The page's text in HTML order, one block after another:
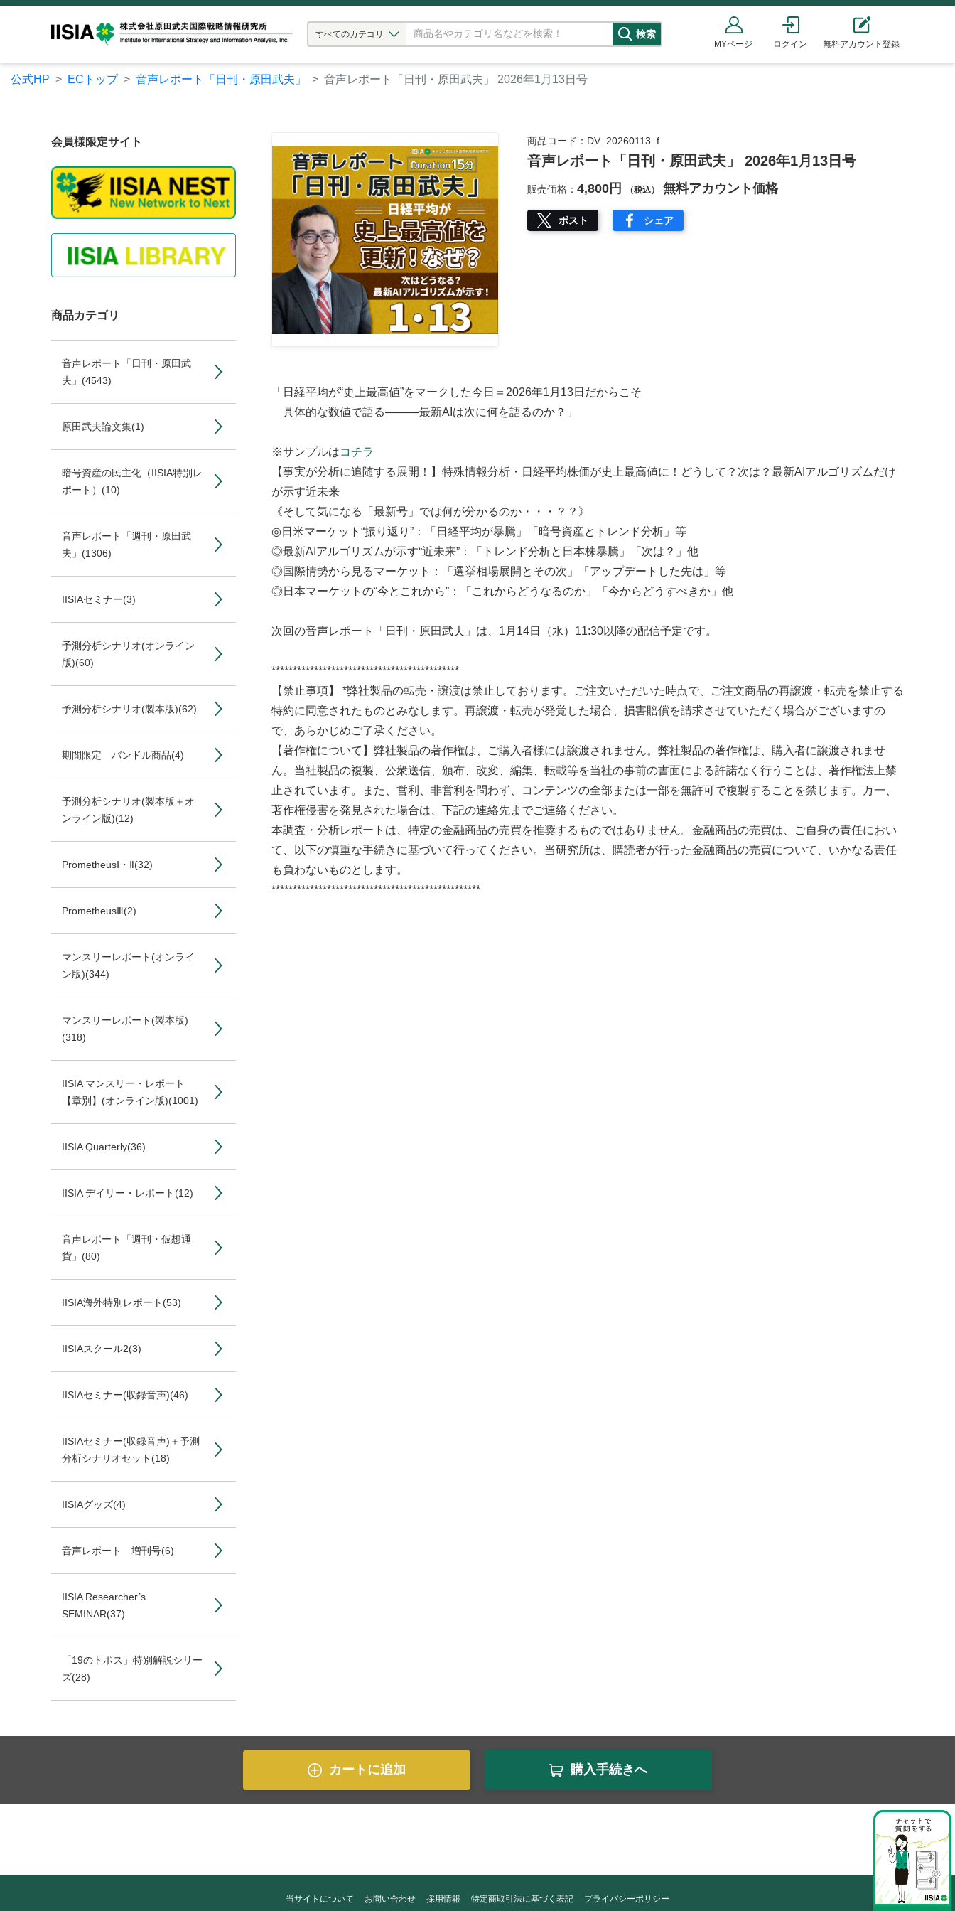
すべてのカテゴリ 検索
MYページ ログイン 無料アカウント登録
公式HP ECトップ 音声レポート「日刊・原田武夫」 音声レポート「日刊・原田武夫」 2026年1月13日号
会員様限定サイト
商品カテゴリ
音声レポート「日刊・原田武
夫」 (4543)
原田武夫論文集(1)
暗号資産の民主化（IISIA特別レ
ポート） (10)
音声レポート「週刊・原田武
夫」 (1306)
IISIAセミナー(3)
予測分析シナリオ(オンライン
版)(60)
予測分析シナリオ(製本版)(62)
期間限定 バンドル商品(4)
予測分析シナリオ(製本版＋オ
ンライン版)(12)
PrometheusⅠ・Ⅱ(32)
PrometheusⅢ(2)
マンスリーレポート(オンライ
ン版)(344)
マンスリーレポート(製本版)
(318)
IISIA マンスリー・レポート
【章別】(オンライン版)(1001)
IISIA Quarterly(36)
IISIA デイリー・レポート (12)
音声レポート「週刊・仮想通
貨」 (80)
IISIA海外特別レポート (53)
IISIAスクール2(3)
IISIAセミナー(収録音声)(46)
IISIAセミナー(収録音声)＋予測
分析シナリオセット (18)
IISIAグッズ(4)
音声レポート 増刊号(6)
IISIA Researcher’s
SEMINAR(37)
「19のトポス」特別解説シリー
ズ(28)
商品コード：DV_20260113_f
音声レポート「日刊・原田武夫」 2026年1月13日号
販売価格： 4,800円 （税込） 無料アカウント価格
ポスト シェア
「日経平均が“史上最高値”をマークした今日＝2026年1月13日だからこそ
具体的な数値で語る―――最新AIは次に何を語るのか？」
※サンプルはコチラ
【事実が分析に追随する展開！】特殊情報分析・日経平均株価が史上最高値に！どうして？次は？最新AIアルゴリズムだけ
が示す近未来
《そして気になる「最新号」では何が分かるのか・・・？？》
◎日米マーケット“振り返り”：「日経平均が暴騰」「暗号資産とトレンド分析」等
◎最新AIアルゴリズムが示す“近未来”：「トレンド分析と日本株暴騰」「次は？」他
◎国際情勢から見るマーケット：「選挙相場展開とその次」「アップデートした先は」等
◎日本マーケットの“今とこれから”：「これからどうなるのか」「今からどうすべきか」他
次回の音声レポート「日刊・原田武夫」は、1月14日（水）11:30以降の配信予定です。
********************************************
【禁止事項】 *弊社製品の転売・譲渡は禁止しております。ご注文いただいた時点で、ご注文商品の再譲渡・転売を禁止する
特約に同意されたものとみなします。再譲渡・転売が発覚した場合、損害賠償を請求させていただく場合がございますの
で、あらかじめご了承ください。
【著作権について】弊社製品の著作権は、ご購入者様には譲渡されません。弊社製品の著作権は、購入者に譲渡されませ
ん。当社製品の複製、公衆送信、頒布、改変、編集、転載等を当社の事前の書面による許諾なく行うことは、著作権法上禁
止されています。また、営利、非営利を問わず、コンテンツの全部または一部を無許可で複製することを禁じます。万一、
著作権侵害を発見された場合は、下記の連絡先までご連絡ください。
本調査・分析レポートは、特定の金融商品の売買を推奨するものではありません。金融商品の売買は、ご自身の責任におい
て、以下の慎重な手続きに基づいて行ってください。当研究所は、購読者が行った金融商品の売買について、いかなる責任
も負わないものとします。
*************************************************
カートに追加 購入手続きへ
当サイトについて お問い合わせ 採用情報 特定商取引法に基づく表記 プライバシーポリシー